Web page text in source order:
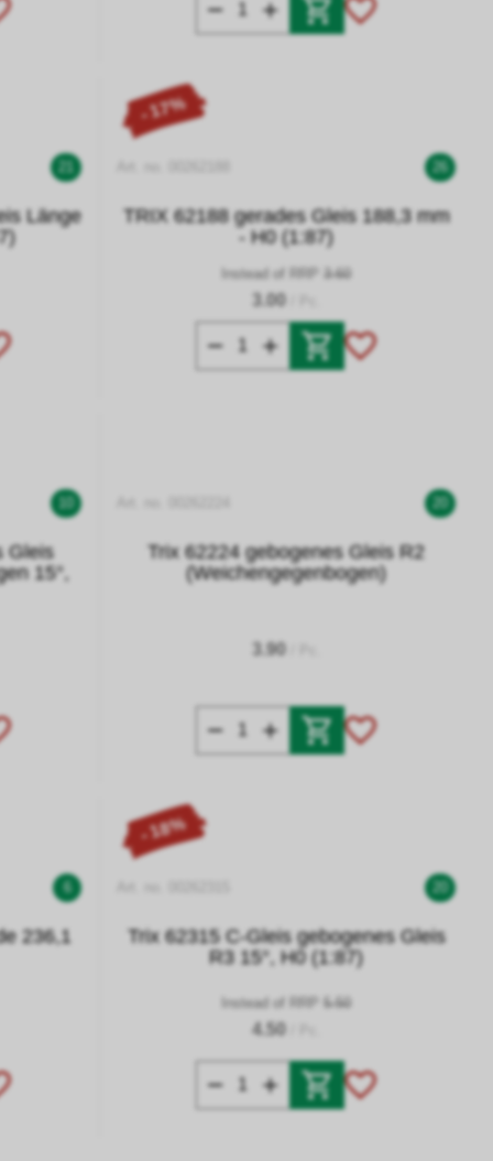
21
Länge
- 17%
26
TRIX 62188 gerades Gleis 188,3 mm
- H0 (1:87)
Instead of RRP 3.60
3.00
10
Gleis
15°,
20
Trix 62224 gebogenes Gleis R2
(Weichengegenbogen)
3.90
6
236,1
- 18%
20
Trix 62315 C-Gleis gebogenes Gleis
R3 15°, H0 (1:87)
Instead of RRP 5.50
4.50